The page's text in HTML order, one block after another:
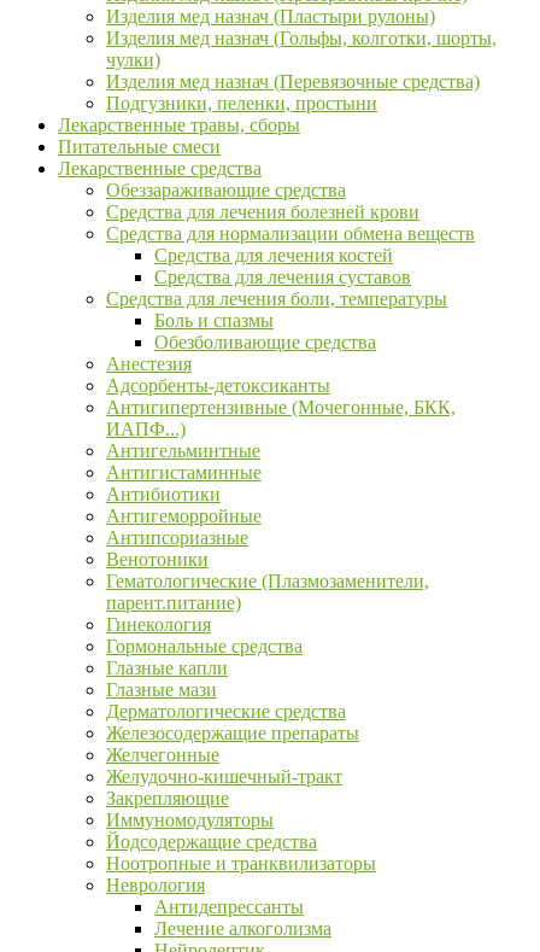
Изделия мед назнач (Пластыри рулоны)
Изделия мед назнач (Гольфы, колготки, шорты,
чулки)
Изделия мед назнач (Перевязочные средства)
Подгузники, пеленки, простыни
Лекарственные травы, сборы
Питательные смеси
Лекарственные средства
Обеззараживающие средства
Средства для лечения болезней крови
Средства для нормализации обмена веществ
Средства для лечения костей
Средства для лечения суставов
Средства для лечения боли, температуры
Боль и спазмы
Обезболивающие средства
Анестезия
Адсорбенты-детоксиканты
Антигипертензивные (Мочегонные, БКК,
ИАПФ...)
Антигельминтные
Антигистаминные
Антибиотики
Антигеморройные
Антипсориазные
Венотоники
Гематологические (Плазмозаменители,
парент.питание)
Гинекология
Гормональные средства
Глазные капли
Глазные мази
Дерматологические средства
Железосодержащие препараты
Желчегонные
Желудочно-кишечный-тракт
Закрепляющие
Иммуномодуляторы
Йодсодержащие средства
Ноотропные и транквилизаторы
Неврология
Антидепрессанты
Лечение алкоголизма